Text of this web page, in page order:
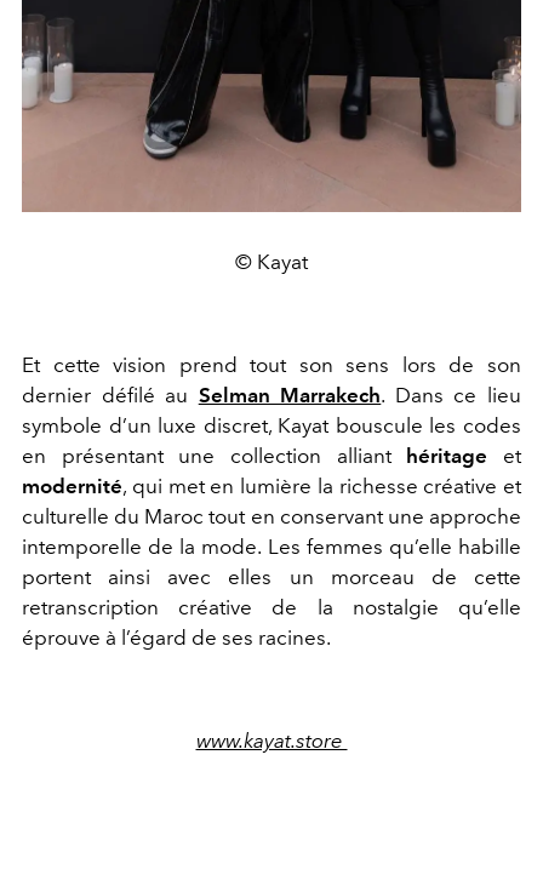
© Kayat
Et cette vision prend tout son sens lors de son
dernier défilé au Selman Marrakech. Dans ce lieu
symbole d’un luxe discret, Kayat bouscule les codes
en présentant une collection alliant
héritage et
modernité, qui met en lumière la richesse créative et
culturelle du Maroc tout en conservant une approche
intemporelle de la mode. Les femmes qu’elle habille
portent ainsi avec elles un morceau de cette
retranscription créative de la nostalgie qu’elle
éprouve à l’égard de ses racines.
www.kayat.store